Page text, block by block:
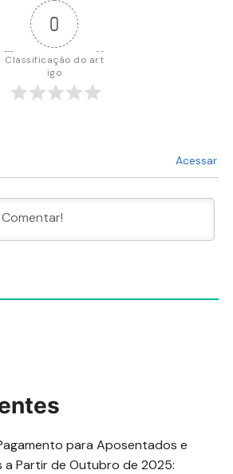
0
Classificação do art
igo
Acessar
para Aposentados e
a Partir de Outubro de 2025: